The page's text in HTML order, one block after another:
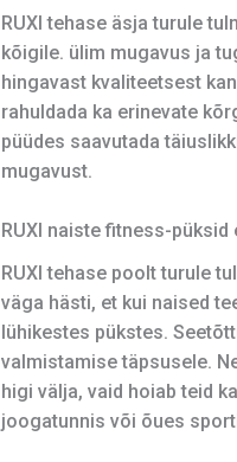
RUXI tehase äsja turule
kõigile. ülim mugavus ja
hingavast kvaliteetsest
rahuldada ka erinevate
püüdes saavutada
mugavust.
RUXI naiste fitness-
RUXI tehase poolt turule
väga hästi, et kui naised
lühikestes pükstes.
valmistamise täpsusele.
higi välja, vaid hoiab teid
joogatunnis või õues